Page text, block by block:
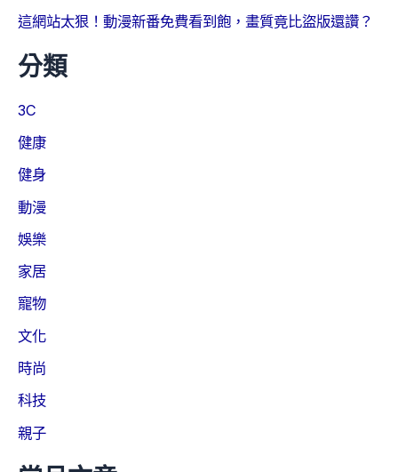
這網站太狠！動漫新番免費看到飽，畫質竟比盜版還讚？
分類
3C
健康
健身
動漫
娛樂
家居
寵物
文化
時尚
科技
親子